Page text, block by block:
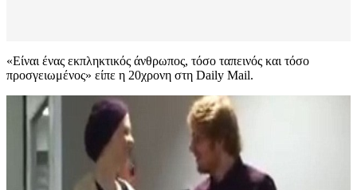
«Είναι ένας εκπληκτικός άνθρωπος, τόσο ταπεινός και τόσο
προσγειωμένος» είπε η 20χρονη στη Daily Mail.